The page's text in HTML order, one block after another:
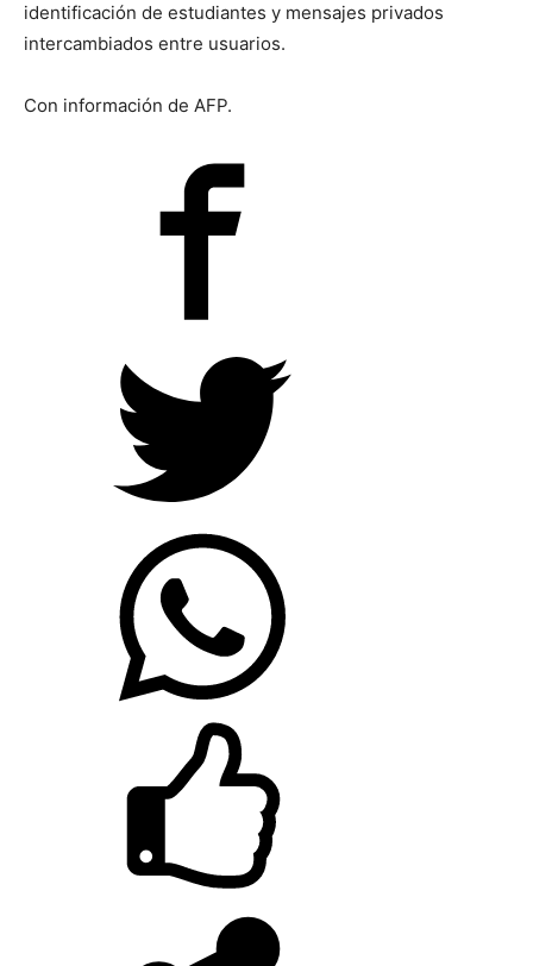
identificación de estudiantes y mensajes privados
intercambiados entre usuarios.
Con información de AFP.